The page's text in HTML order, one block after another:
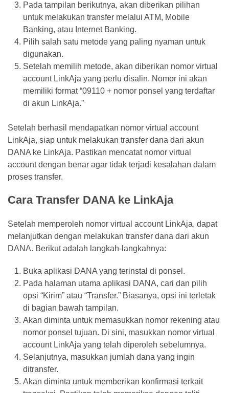
Pada tampilan berikutnya, akan diberikan pilihan
untuk melakukan transfer melalui ATM, Mobile
Banking, atau Internet Banking.
Pilih salah satu metode yang paling nyaman untuk
digunakan.
Setelah memilih metode, akan diberikan nomor virtual
account LinkAja yang perlu disalin. Nomor ini akan
memiliki format “09110 + nomor ponsel yang terdaftar
di akun LinkAja.”
Setelah berhasil mendapatkan nomor virtual account
LinkAja, siap untuk melakukan transfer dana dari akun
DANA ke LinkAja. Pastikan mencatat nomor virtual
account dengan benar agar tidak terjadi kesalahan dalam
proses transfer.
Cara Transfer DANA ke LinkAja
Setelah memperoleh nomor virtual account LinkAja, dapat
melanjutkan dengan melakukan transfer dana dari akun
DANA. Berikut adalah langkah-langkahnya:
Buka aplikasi DANA yang terinstal di ponsel.
Pada halaman utama aplikasi DANA, cari dan pilih
opsi “Kirim” atau “Transfer.” Biasanya, opsi ini terletak
di bagian bawah tampilan.
Akan diminta untuk memasukkan nomor rekening atau
nomor ponsel tujuan. Di sini, masukkan nomor virtual
account LinkAja yang telah diperoleh sebelumnya.
Selanjutnya, masukkan jumlah dana yang ingin
ditransfer.
Akan diminta untuk memberikan konfirmasi terkait